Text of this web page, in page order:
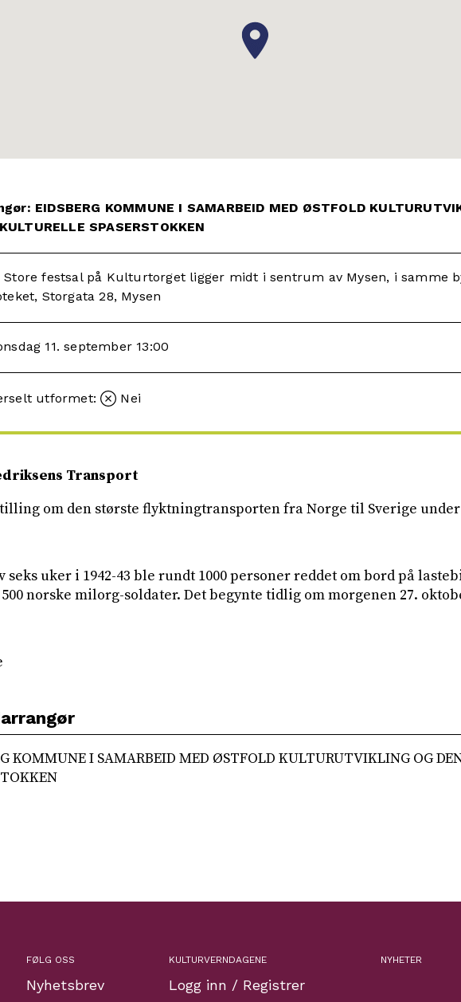
EIDSBERG KOMMUNE I SAMARBEID MED ØSTFOLD
SPASERSTOKKEN
Store festsal på Kulturtorget ligger midt i sentrum av Mysen, i samme
Storgata 28, Mysen
11. september 13:00
utformet: Nei
Transport
om den største flyktningtransporten fra Norge til Sverige
seks uker i 1942-43 ble rundt 1000 personer reddet om bord på
norske milorg-soldater. Det begynte tidlig om morgenen 27.
KOMMUNE I SAMARBEID MED ØSTFOLD KULTURUTVIKLING OG
FØLG OSS
Nyhetsbrev
KULTURVERNDAGENE
Logg inn / Registrer
NYHETER